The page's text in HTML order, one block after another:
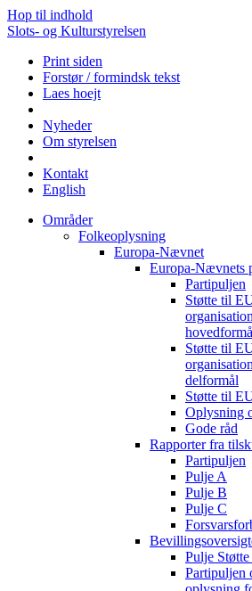
Hop til indhold
Slots- og Kulturstyrelsen
Print siden
Forstør / formindsk tekst
Laes hoejt
Nyheder
Om styrelsen
Kontakt
English
Områder
Folkeoplysning
Europa-Nævnet
Europa-Nævnets
Partipuljen
Støtte til
Støtte til
delformål
Støtte til
Oplysning
Gode råd
Rapporter fra
Partipuljen
Pulje A
Pulje B
Pulje C
Pulje
Partipuljen